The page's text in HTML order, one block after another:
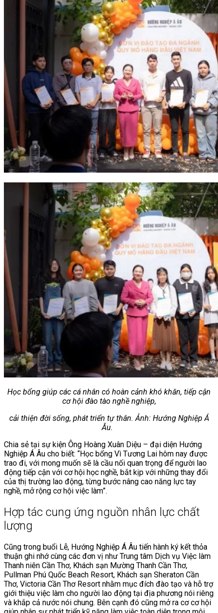
Học bổng giúp các cá nhân có hoàn cảnh khó khăn, tiếp cận
cơ hội đào tào nghề nghiệp,
cải thiện đời sống, phát triển tự thân. Ảnh: Hướng Nghiệp Á
Âu.
Chia sẻ tại sự kiện Ông Hoàng Xuân Diệu – đại diện Hướng
Nghiệp Á Âu cho biết: “Học bổng Vì Tương Lai hôm nay được
trao đi, với mong muốn sẽ là cầu nối quan trọng để người lao
động tiếp cận với cơ hội học nghề, bắt kịp với những thay đổi
của thị trường lao động, từng bước nâng cao năng lực tay
nghề, mở rộng cơ hội việc làm”.
Hợp tác cung ứng nguồn nhân lực chất
lượng
Cũng trong buổi Lễ, Hướng Nghiệp Á Âu tiến hành ký kết thỏa
thuận ghi nhớ cùng các đơn vị như Trung tâm Dịch vụ Việc làm
Thanh niên Cần Thơ, Khách sạn Mường Thanh Cần Thơ,
Pullman Phú Quốc Beach Resort, Khách sạn Sheraton Cần
Thơ, Victoria Cần Thơ Resort nhằm mục đích đào tạo và hỗ trợ
giới thiệu việc làm cho người lao động tại địa phương nói riêng
và khắp cả nước nói chung. Bên cạnh đó cũng mở ra cơ cơ hội